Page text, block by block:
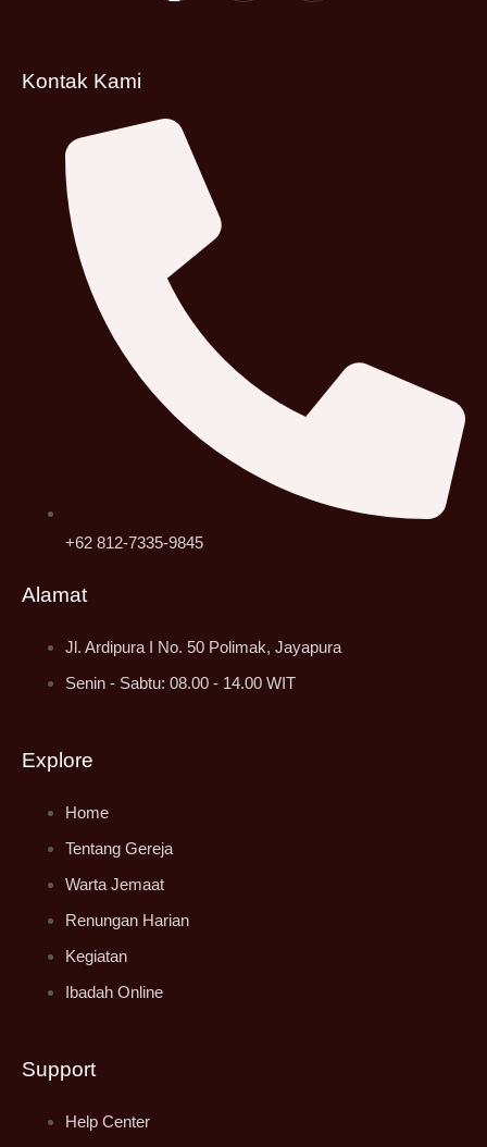
Kontak Kami
+62 812-7335-9845
Alamat
Jl. Ardipura I No. 50 Polimak, Jayapura
Senin - Sabtu: 08.00 - 14.00 WIT
Explore
Home
Tentang Gereja
Warta Jemaat
Renungan Harian
Kegiatan
Ibadah Online
Support
Help Center